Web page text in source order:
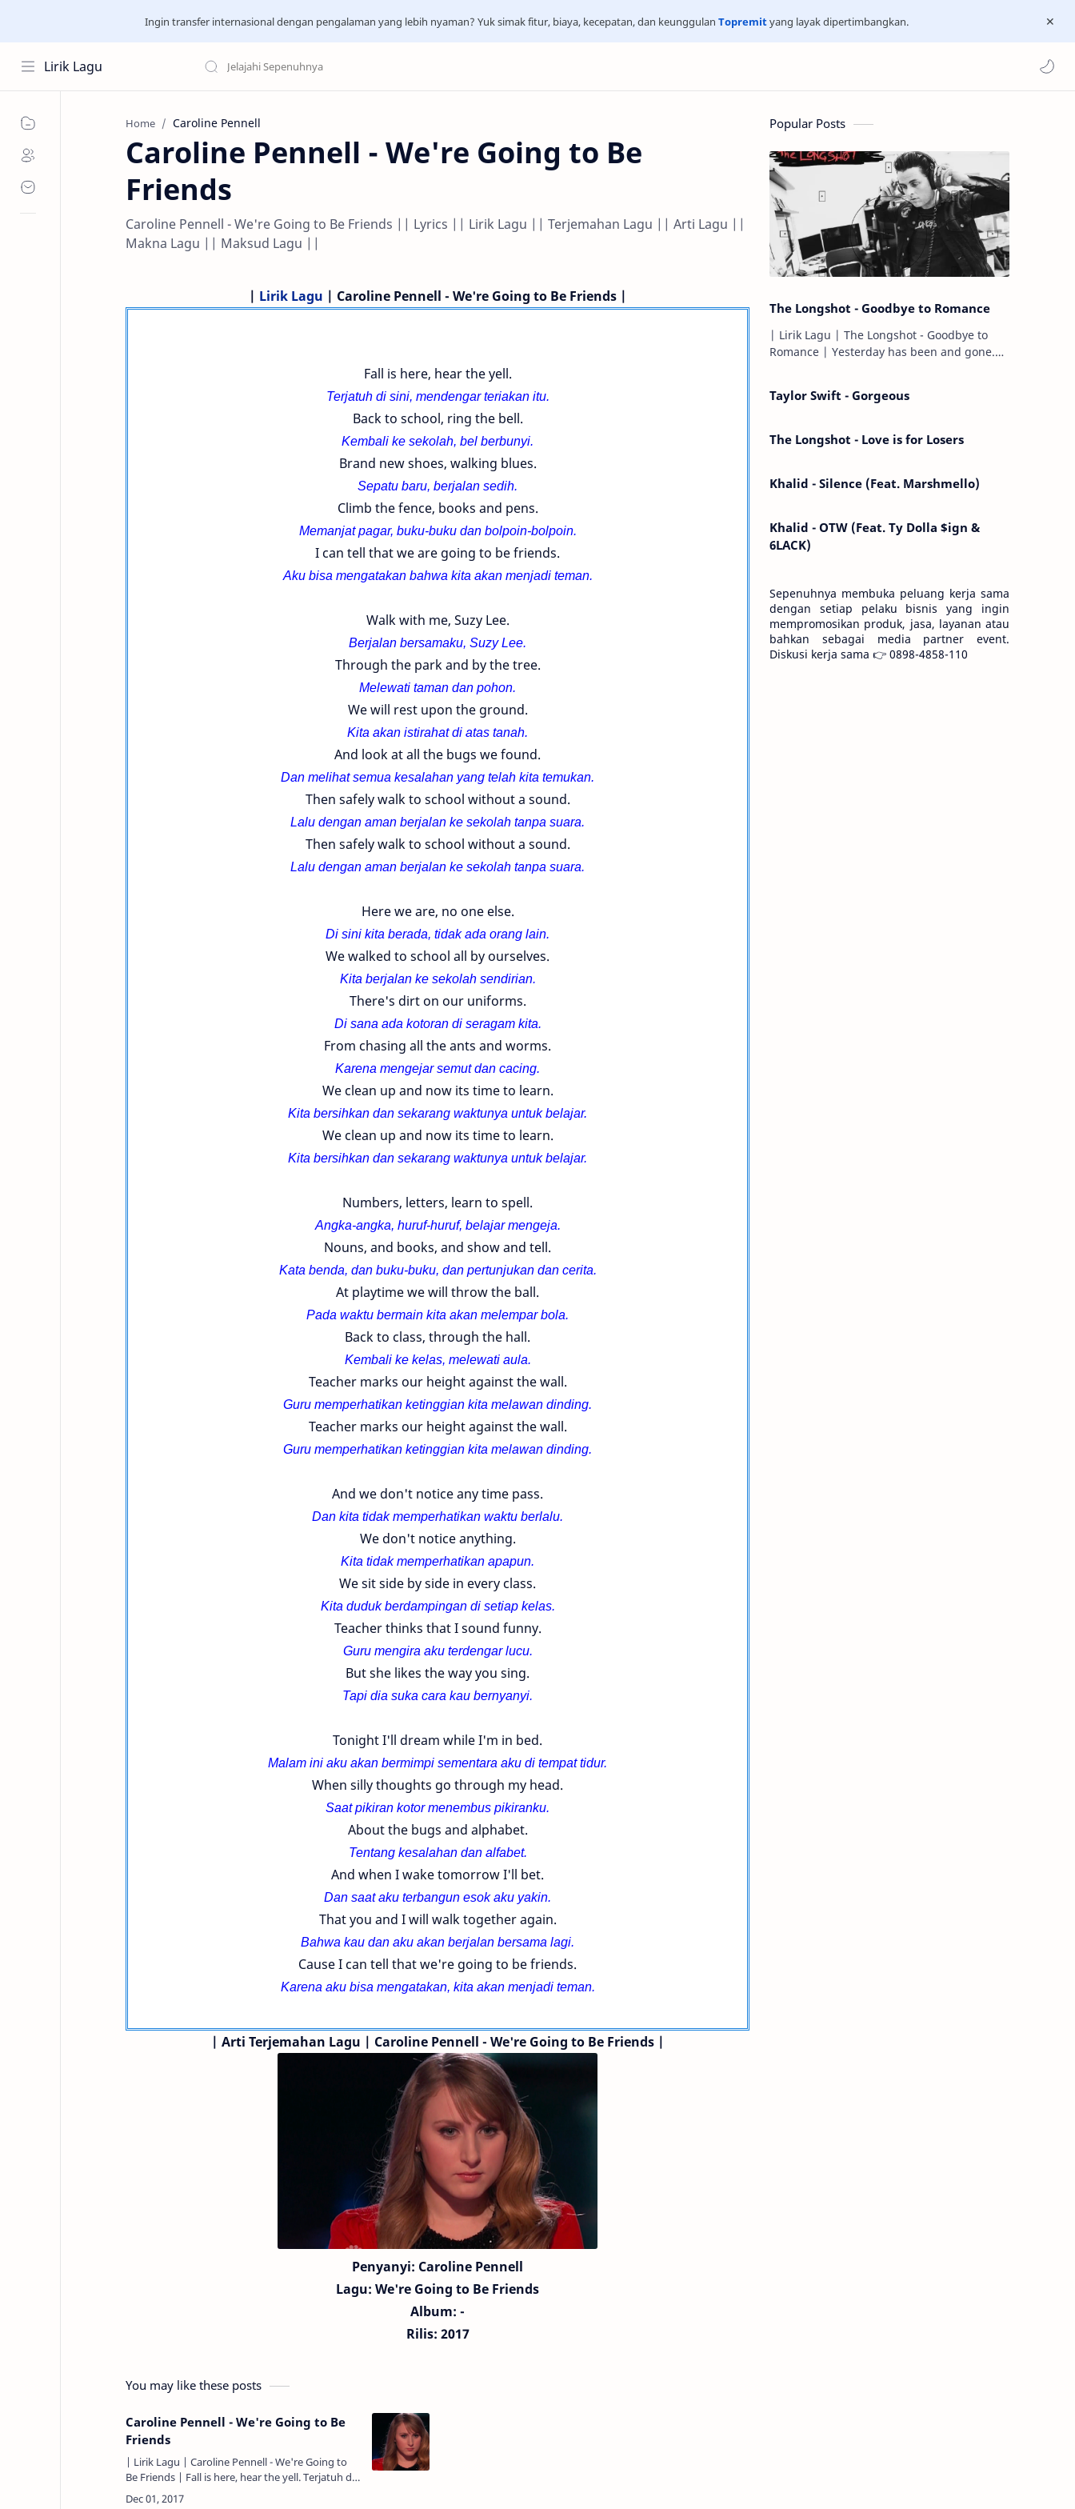
Ingin transfer internasional dengan pengalaman yang lebih nyaman? Yuk simak fitur, biaya, kecepatan, dan keunggulan Topremityang layak dipertimbangkan.
Lirik Lagu
Home Caroline Pennell
Caroline Pennell - We're Going to Be
Friends
Caroline Pennell - We're Going to Be Friends || Lyrics || Lirik Lagu || Terjemahan Lagu || Arti Lagu ||
Makna Lagu || Maksud Lagu ||
| Lirik Lagu | Caroline Pennell - We're Going to Be Friends |
Fall is here, hear the yell.
Terjatuh di sini, mendengar teriakan itu.
Back to school, ring the bell.
Kembali ke sekolah, bel berbunyi.
Brand new shoes, walking blues.
Sepatu baru, berjalan sedih.
Climb the fence, books and pens.
Memanjat pagar, buku-buku dan bolpoin-bolpoin.
I can tell that we are going to be friends.
Aku bisa mengatakan bahwa kita akan menjadi teman.
Walk with me, Suzy Lee.
Berjalan bersamaku, Suzy Lee.
Through the park and by the tree.
Melewati taman dan pohon.
We will rest upon the ground.
Kita akan istirahat di atas tanah.
And look at all the bugs we found.
Dan melihat semua kesalahan yang telah kita temukan.
Then safely walk to school without a sound.
Lalu dengan aman berjalan ke sekolah tanpa suara.
Then safely walk to school without a sound.
Lalu dengan aman berjalan ke sekolah tanpa suara.
Here we are, no one else.
Di sini kita berada, tidak ada orang lain.
We walked to school all by ourselves.
Kita berjalan ke sekolah sendirian.
There's dirt on our uniforms.
Di sana ada kotoran di seragam kita.
From chasing all the ants and worms.
Karena mengejar semut dan cacing.
We clean up and now its time to learn.
Kita bersihkan dan sekarang waktunya untuk belajar.
We clean up and now its time to learn.
Kita bersihkan dan sekarang waktunya untuk belajar.
Numbers, letters, learn to spell.
Angka-angka, huruf-huruf, belajar mengeja.
Nouns, and books, and show and tell.
Kata benda, dan buku-buku, dan pertunjukan dan cerita.
At playtime we will throw the ball.
Pada waktu bermain kita akan melempar bola.
Back to class, through the hall.
Kembali ke kelas, melewati aula.
Teacher marks our height against the wall.
Guru memperhatikan ketinggian kita melawan dinding.
Teacher marks our height against the wall.
Guru memperhatikan ketinggian kita melawan dinding.
And we don't notice any time pass.
Dan kita tidak memperhatikan waktu berlalu.
We don't notice anything.
Kita tidak memperhatikan apapun.
We sit side by side in every class.
Kita duduk berdampingan di setiap kelas.
Teacher thinks that I sound funny.
Guru mengira aku terdengar lucu.
But she likes the way you sing.
Tapi dia suka cara kau bernyanyi.
Tonight I'll dream while I'm in bed.
Malam ini aku akan bermimpi sementara aku di tempat tidur.
When silly thoughts go through my head.
Saat pikiran kotor menembus pikiranku.
About the bugs and alphabet.
Tentang kesalahan dan alfabet.
And when I wake tomorrow I'll bet.
Dan saat aku terbangun esok aku yakin.
That you and I will walk together again.
Bahwa kau dan aku akan berjalan bersama lagi.
Cause I can tell that we're going to be friends.
Karena aku bisa mengatakan, kita akan menjadi teman.
| Arti Terjemahan Lagu | Caroline Pennell - We're Going to Be Friends |
Penyanyi: Caroline Pennell
Lagu: We're Going to Be Friends
Album: -
Rilis: 2017
You may like these posts
Caroline Pennell - We're Going to Be
Friends
| Lirik Lagu | Caroline Pennell - We're Going to
Be Friends | Fall is here, hear the yell. Terjatuh di
sini, mendengar teriakan itu. Back to school, ring
Popular Posts
The Longshot - Goodbye to Romance
| Lirik Lagu | The Longshot - Goodbye to
Romance | Yesterday has been and gone.
Taylor Swift - Gorgeous
The Longshot - Love is for Losers
Khalid - Silence (Feat. Marshmello)
Khalid - OTW (Feat. Ty Dolla $ign &
6LACK)
Sepenuhnya membuka peluang kerja sama
dengan setiap pelaku bisnis yang ingin
mempromosikan produk, jasa, layanan atau
bahkan sebagai media partner event.
Diskusi kerja sama 👉 0898-4858-110